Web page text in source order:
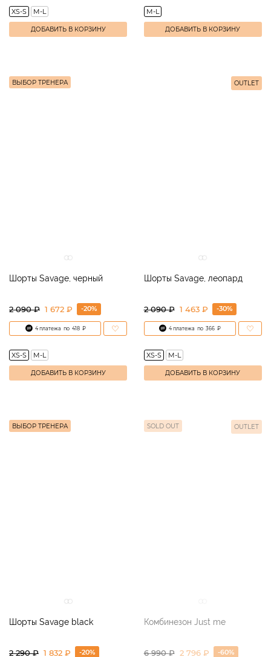
XS-S M-L
ДОБАВИТЬ В КОРЗИНУ
M-L
ДОБАВИТЬ В КОРЗИНУ
ВЫБОР ТРЕНЕРА
Шорты Savage, черный
2 090₽ 1 672 ₽ -20%
4 платежа по 418 ₽
XS-S M-L
ДОБАВИТЬ В КОРЗИНУ
OUTLET
Шорты Savage, леопард
2 090₽ 1 463 ₽ -30%
4 платежа по 366 ₽
XS-S M-L
ДОБАВИТЬ В КОРЗИНУ
ВЫБОР ТРЕНЕРА
Шорты Savage black
2 290₽ 1 832 ₽ -20%
OUTLET
SOLD OUT
Комбинезон Just me
6 990₽ 2 796 ₽ -60%